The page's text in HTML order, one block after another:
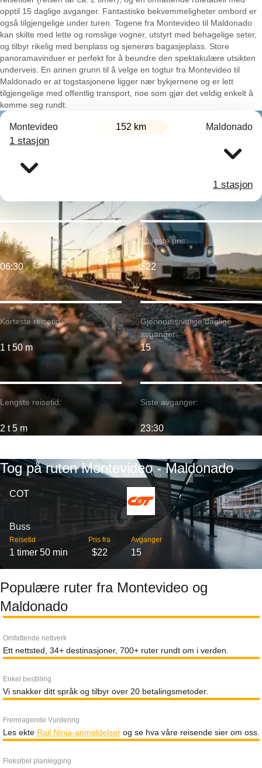
opptil 15 daglige avganger. Fantastiske bekvemmeligheter ombord er
også tilgjengelige under turen. Togene fra Montevideo til Maldonado
kan skilte med lette og romslige vogner, utstyrt med behagelige seter,
og tilbyr rikelig med benplass og sjenerøs bagasjeplass. Store
panoramavinduer er perfekt for å beundre den spektakulære utsikten
underveis. En annen grunn til å velge en togtur fra Montevideo til
Maldonado er at togstasjonene ligger nær bykjernene og er lett
tilgjengelige med offentlig transport, noe som gjør det veldig enkelt å
komme seg rundt.
Montevideo 152 km Maldonado
1 stasjon
1 stasjon
Korteste reisetid:
1 t 50 m
Tidligste avgang:
06:30
Lengste reisetid:
2 t 5 m
Laveste pris:
$22
Gjennomsnittlige daglige
avganger:
15
Siste avganger:
23:30
Tog på ruten Montevideo - Maldonado
COT
Buss
Reisetid
1 timer 50 min
Pris fra
$22
Avganger
15
Populære ruter fra Montevideo og
Maldonado
Omfattende nettverk
Ett nettsted, 34+ destinasjoner, 700+ ruter rundt om i verden.
Enkel bestilling
Vi snakker ditt språk og tilbyr over 20 betalingsmetoder.
Fremragende Vurdering
Les ekte Rail Ninja-anmeldelserog se hva våre reisende sier om oss.
Fleksibel planlegging